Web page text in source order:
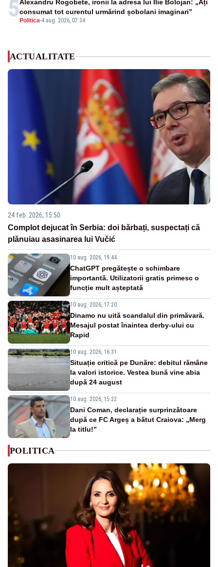
5 Politica-4 aug. 2026, 07:34
Alexandru Rogobete, ironii la adresa lui Ilie Bolojan: „Ați
consumat tot curentul urmărind șobolani imaginari”
ACTUALITATE
24 feb. 2026, 15:50
Complot dejucat în Serbia: doi bărbați, suspectați că
plănuiau asasinarea lui Vučić
10 aug. 2026, 19:44
ChatGPT pregătește o schimbare
importantă. Utilizatorii gratis primesc o
funcție mult așteptată
10 aug. 2026, 17:20
Dinamo nu uită scandalul din primăvară.
Mesajul postat înaintea derby-ului cu
Rapid
10 aug. 2026, 16:31
Situație critică pe Dunăre: debitul rămâne
la valori istorice. Vestea bună vine abia
după 24 august
10 aug. 2026, 15:22
Dani Coman, declarație surprinzătoare
după ce FC Argeș a bătut Craiova: „Merg
la titlu!”
POLITICA